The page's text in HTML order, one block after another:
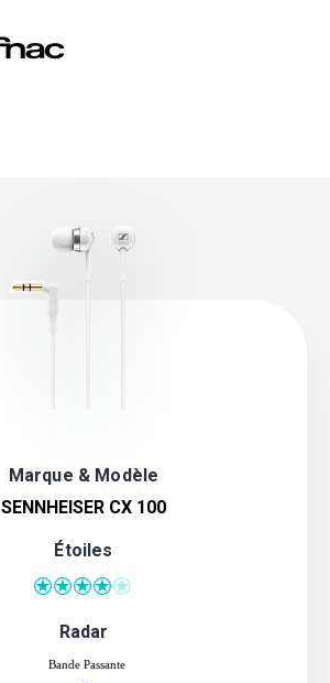
Marque & Modèle
SENNHEISER CX 100
Étoiles
Radar